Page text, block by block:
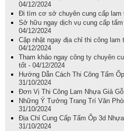
04/12/2024
Đi tìm cơ sở chuyên cung cấp lam
Sở hữu ngay dịch vụ cung cấp
04/12/2024
Cập nhật ngay địa chỉ thi công
04/12/2024
Tham khảo ngay công ty chuyên
tốt - 04/12/2024
Hướng Dẫn Cách Thi Công Tấm
31/10/2024
Đơn Vị Thi Công Lam Nhựa Giả
Những Ý Tưởng Trang Trí Văn
31/10/2024
Địa Chỉ Cung Cấp Tấm Ốp 3d
31/10/2024